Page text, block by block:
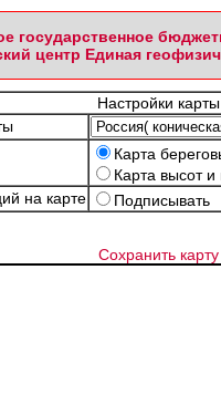
государственное
центр Единая
Настройки карты
Карта
Карта высот и
на карте
Подписывать
Сохранить карту